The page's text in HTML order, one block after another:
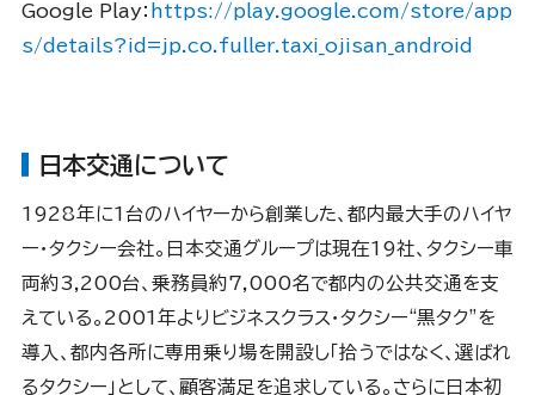
Google Play： https://play.google.com/store/app
s/details?id=jp.co.fuller.taxi_ojisan_android
日本交通について
1928年に1台のハイヤーから創業した、都内最大手のハイヤ
ー・タクシー会社。日本交通グループは現在19社、タクシー車
両約3,200台、乗務員約7,000名で都内の公共交通を支
えている。2001年よりビジネスクラス・タクシー“黒タク”を
導入、都内各所に専用乗り場を開設し「拾うではなく、選ばれ
るタクシー」として、顧客満足を追求している。さらに日本初